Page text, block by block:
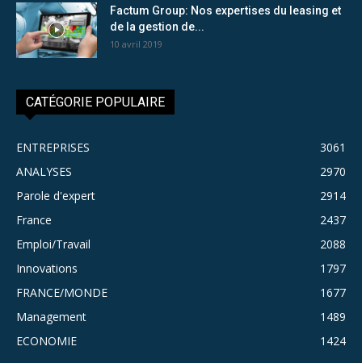
Factum Group: Nos expertises du leasing et
de la gestion de...
10 avril 2019
CATÉGORIE POPULAIRE
ENTREPRISES
3061
ANALYSES
2970
Parole d'expert
2914
France
2437
Emploi/Travail
2088
Innovations
1797
FRANCE/MONDE
1677
Management
1489
ECONOMIE
1424